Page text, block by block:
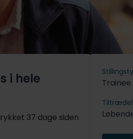
i hele
37 dage siden
Trainee